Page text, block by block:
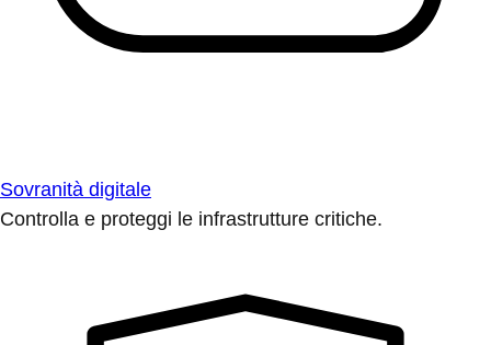
Sovranità digitale
Controlla e proteggi le infrastrutture critiche.